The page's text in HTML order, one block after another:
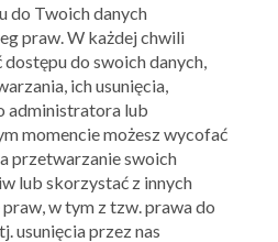
do Twoich danych
praw. W każdej chwili
dostępu do swoich danych,
ich usunięcia,
administratora lub
momencie możesz wycofać
przetwarzanie swoich
lub skorzystać z innych
w tym z tzw. prawa do
usunięcia przez nas